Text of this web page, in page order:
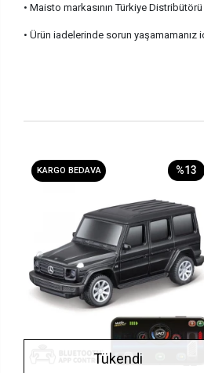
• Maisto markasının Türkiye
• Ürün iadelerinde sorun yaşamamanız
KARGO BEDAVA %13
Tükendi